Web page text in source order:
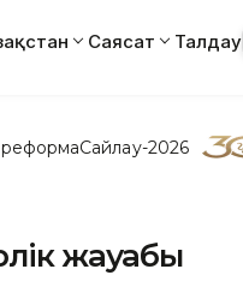
Саясат Талдау
реформаСайлау-2026
жауабы